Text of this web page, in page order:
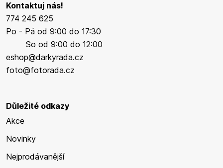
Kontaktuj nás!
774 245 625
Po - Pá od 9:00 do 17:30
So od 9:00 do 12:00
eshop@darkyrada.cz
foto@fotorada.cz
Důležité odkazy
Akce
Novinky
Nejprodávanější